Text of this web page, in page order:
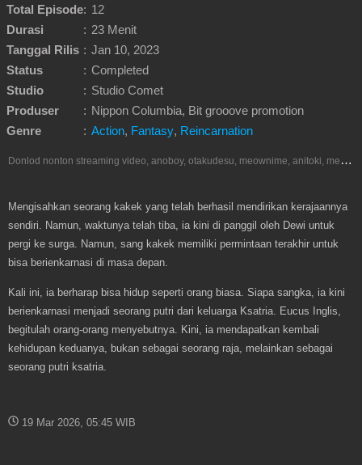
Total Episode: 12
Durasi
: 23 Menit
Tanggal Rilis : Jan 10, 2023
Status
: Completed
Studio
: Studio Comet
Produser
: Nippon Columbia, Bit grooove promotion
Genre
: Action, Fantasy, Reincarnation
D
onlod nonton streaming video, anoboy, otakudesu, meownime, anitoki, meguminime, melody, oploverz, anoboy, nimegami, unduh, riie net, drivenime, myanimelist, MAL, kusonime, neonime, bstation, maxnime, animeindo, Netflix, crunchyroll, neonime, samehadaku, streaming, otakupoi, awsubs, anibatch, anikyojin, nekonime, kurogaze, zippyshare, vidio google drive, Muse Indonesia, iQIYI, Viu, Ani-One Asia, Animenonton, Otaku desu, Mangaku, Anibatch,Vidio, Genflix, Amazon Prime Video, Terlengkap Google Drive 240p, 3GP, Muse Indonesia.
Mengisahkan seorang kakek yang telah berhasil mendirikan kerajaannya
sendiri. Namun, waktunya telah tiba, ia kini di panggil oleh Dewi untuk
pergi ke surga. Namun, sang kakek memiliki permintaan terakhir untuk
bisa berienkarnasi di masa depan.
Kali ini, ia berharap bisa hidup seperti orang biasa. Siapa sangka, ia kini
berienkarnasi menjadi seorang putri dari keluarga Ksatria. Eucus Inglis,
begitulah orang-orang menyebutnya. Kini, ia mendapatkan kembali
kehidupan keduanya, bukan sebagai seorang raja, melainkan sebagai
seorang putri ksatria.
19 Mar 2026, 05:45 WIB